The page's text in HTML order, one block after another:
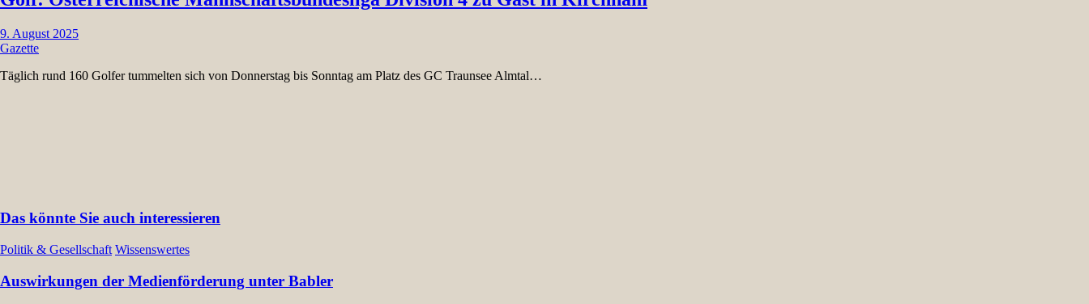
9. August 2025
Gazette
Täglich rund 160 Golfer tummelten sich von Donnerstag bis Sonntag am Platz des GC Traunsee Almtal…
Das könnte Sie auch interessieren
Politik & Gesellschaft Wissenswertes
Auswirkungen der Medienförderung unter Babler